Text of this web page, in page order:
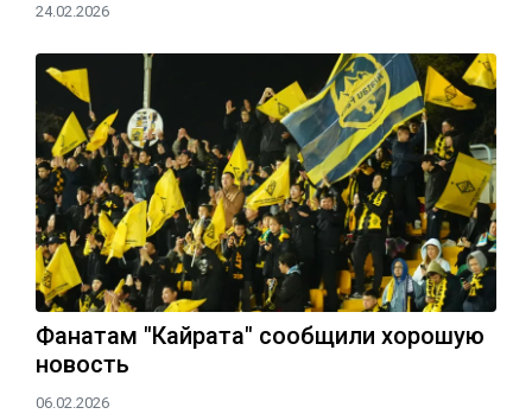
24.02.2026
Фанатам "Кайрата" сообщили хорошую
новость
06.02.2026